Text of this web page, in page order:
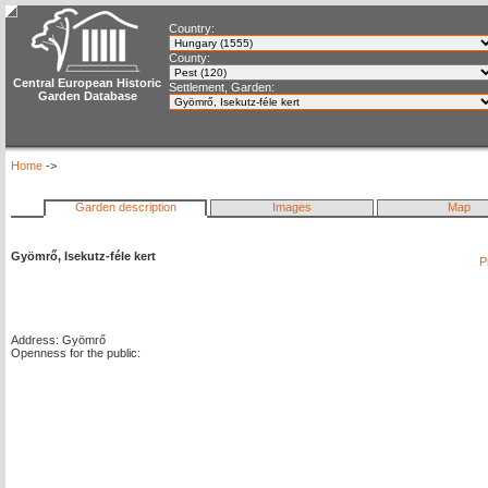
Central European Historic
Garden Database
Country:
County:
Settlement, Garden:
Home ->
Garden description Images Map
Gyömrő, Isekutz-féle kert
Address: Gyömrő
Openness for the public: